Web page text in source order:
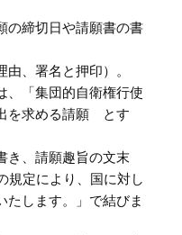
の締切日や請願書の書
、署名と押印）。
、「集団的自衛権行使
を求める請願 とす
き、請願趣旨の文末
規定により、国に対し
たします。」で結びま